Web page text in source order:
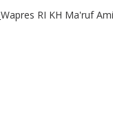
Wapres RI KH Ma'ruf